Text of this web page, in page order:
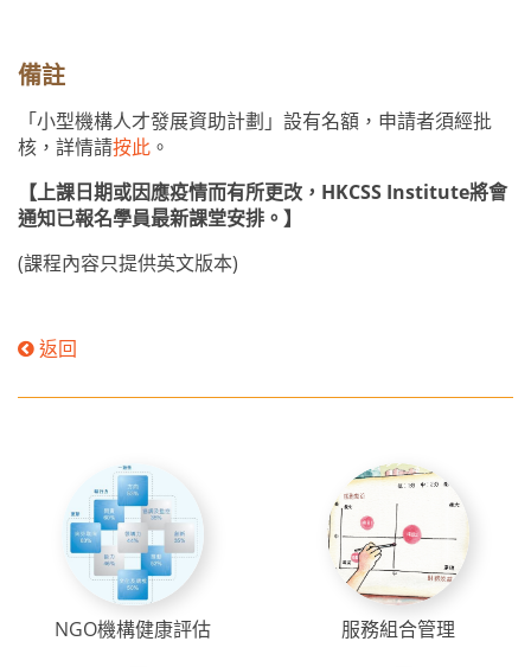
備註
「小型機構人才發展資助計劃」設有名額，申請者須經批
核，詳情請按此 。
【上課日期或因應疫情而有所更改，HKCSS Institute將會
通知已報名學員最新課堂安排。】
(課程內容只提供英文版本)
返回
NGO機構健康評估 服務組合管理